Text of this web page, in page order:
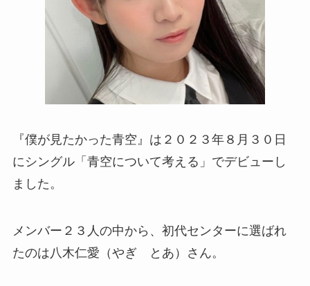
『僕が見たかった青空』は２０２３年８月３０日
にシングル「青空について考える」でデビューし
ました。
メンバー２３人の中から、初代センターに選ばれ
たのは八木仁愛（やぎ とあ）さん。